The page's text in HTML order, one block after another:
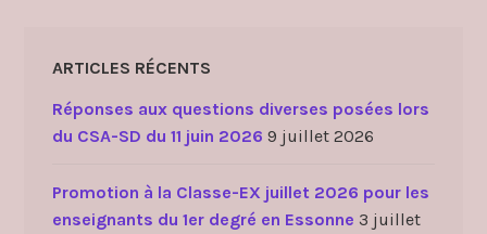
ARTICLES RÉCENTS
Réponses aux questions diverses posées lors
du CSA-SD du 11 juin 2026 9 juillet 2026
Promotion à la Classe-EX juillet 2026 pour les
enseignants du 1er degré en Essonne 3 juillet